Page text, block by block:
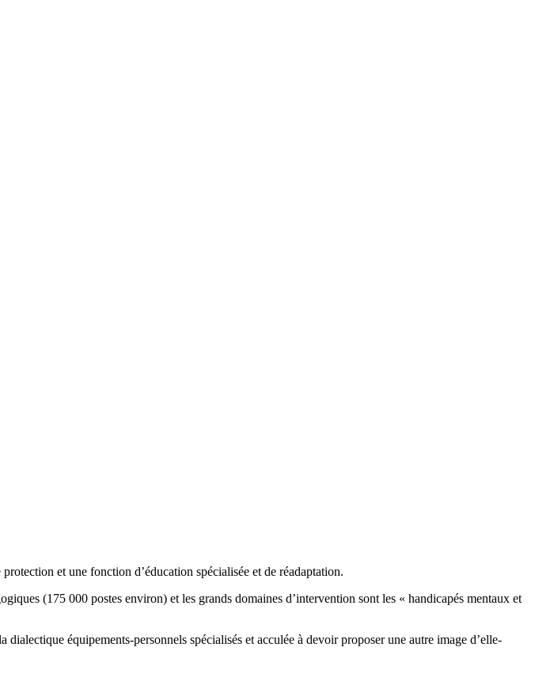
et une fonction d’éducation spécialisée et de réadaptation.
(175 000 postes environ) et les grands domaines d’intervention sont les « handicapés mentaux et
équipements-personnels spécialisés et acculée à devoir proposer une autre image d’elle-